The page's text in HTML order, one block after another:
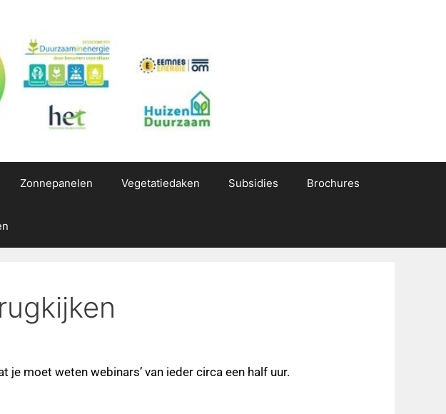
Zonnepanelen Vegetatiedaken Subsidies Brochures
moet weten webinars’ van ieder circa een half uur.